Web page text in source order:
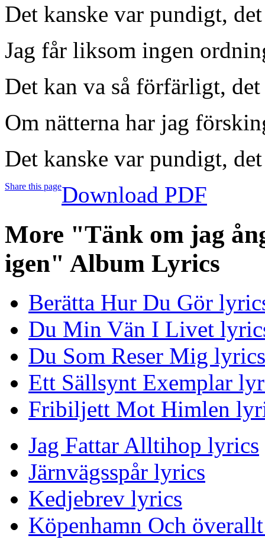
Det kanske var pundigt,
Jag får liksom ingen
Det kan va så förfärligt, det
Om nätterna har jag
Det kanske var pundigt,
Share this pageDownload PDF
More "Tänk om jag
igen" Album Lyrics
Berätta Hur Du Gör
Du Min Vän I Livet
Du Som Reser Mig lyrics
Ett Sällsynt Exemplar
Fribiljett Mot Himlen
Jag Fattar Alltihop lyrics
Järnvägsspår lyrics
Kedjebrev lyrics
Köpenhamn Och